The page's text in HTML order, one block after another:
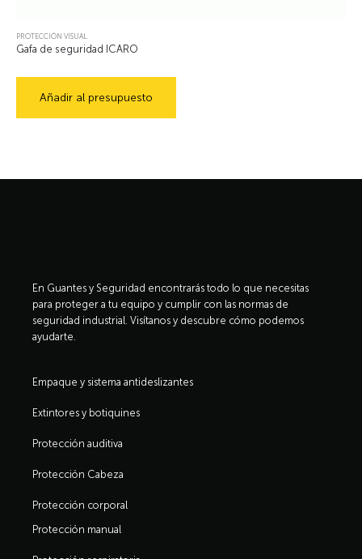
PROTECCIÓN VISUAL
Gafa de seguridad ICARO
Añadir al presupuesto
En Guantes y Seguridad encontrarás todo lo que necesitas
para proteger a tu equipo y cumplir con las normas de
seguridad industrial. Visítanos y descubre cómo podemos
ayudarte.
Empaque y sistema antideslizantes
Extintores y botiquines
Protección auditiva
Protección Cabeza
Protección corporal
Protección manual